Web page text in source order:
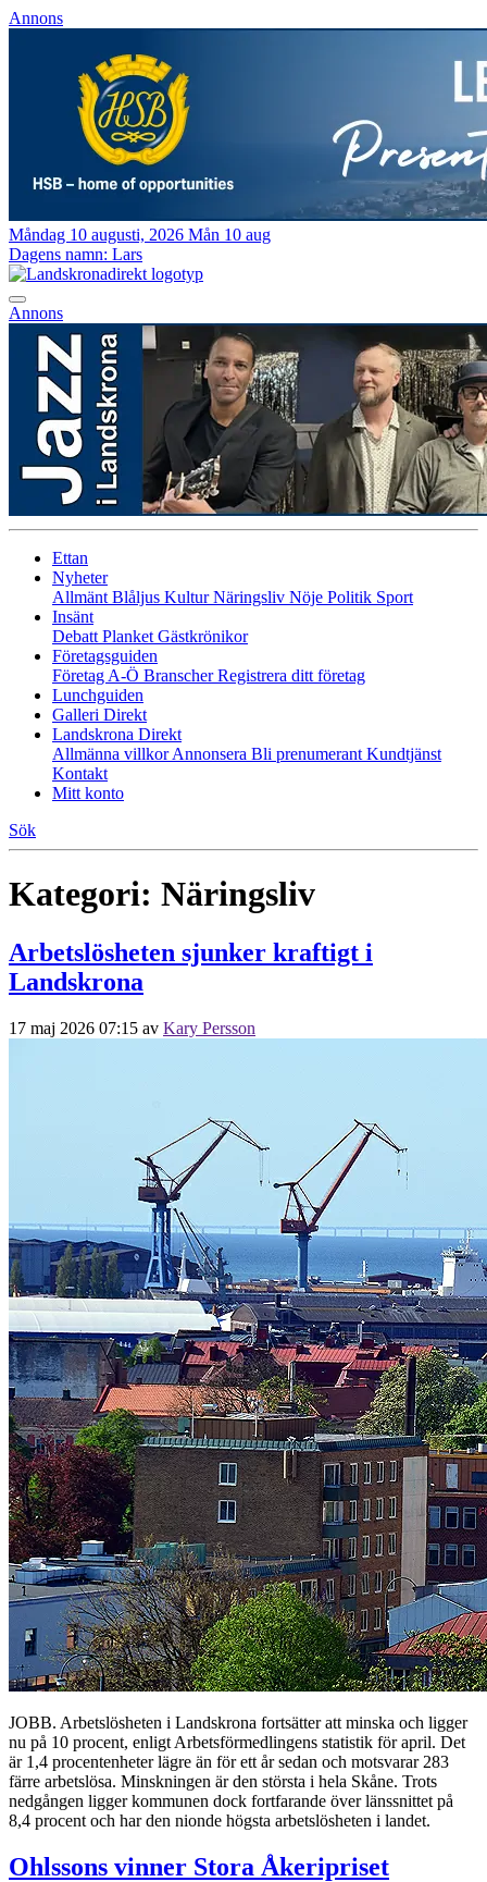
Annons
Måndag 10 augusti, 2026 Mån 10 aug
Dagens namn: Lars
Annons
Ettan
Nyheter
Allmänt Blåljus KulturNäringsliv Nöje Politik Sport
Insänt
Debatt Planket Gästkrönikor
Företagsguiden
Företag A-Ö BranscherRegistrera ditt företag
Lunchguiden
Galleri Direkt
Landskrona Direkt
Allmänna villkorAnnonsera Bli prenumerant Kundtjänst
Kontakt
Mitt konto
Sök
Kategori: Näringsliv
Arbetslösheten sjunker kraftigt i
Landskrona
17 maj 2026 07:15 av Kary Persson
JOBB. Arbetslösheten i Landskrona fortsätter att minska och ligger
nu på 10 procent, enligt Arbetsförmedlingens statistik för april. Det
är 1,4 procentenheter lägre än för ett år sedan och motsvarar 283
färre arbetslösa. Minskningen är den största i hela Skåne. Trots
nedgången ligger kommunen dock fortfarande över länssnittet på
8,4 procent och har den nionde högsta arbetslösheten i landet.
Ohlssons vinner Stora Åkeripriset